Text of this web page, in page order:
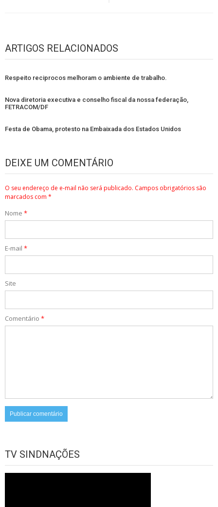
ARTIGOS RELACIONADOS
Respeito reciprocos melhoram o ambiente de trabalho.
Nova diretoria executiva e conselho fiscal da nossa federação,
FETRACOM/DF
Festa de Obama, protesto na Embaixada dos Estados Unidos
DEIXE UM COMENTÁRIO
O seu endereço de e-mail não será publicado. Campos obrigatórios são
marcados com *
Nome *
E-mail *
Site
Comentário *
TV SINDNAÇÕES